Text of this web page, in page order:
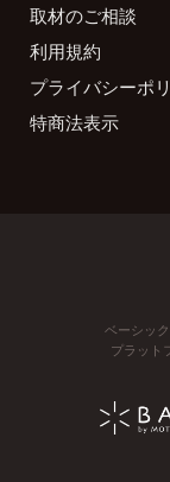
取材のご相談
利用規約
プライバシーポ
特商法表示
ベーシッ
プラット